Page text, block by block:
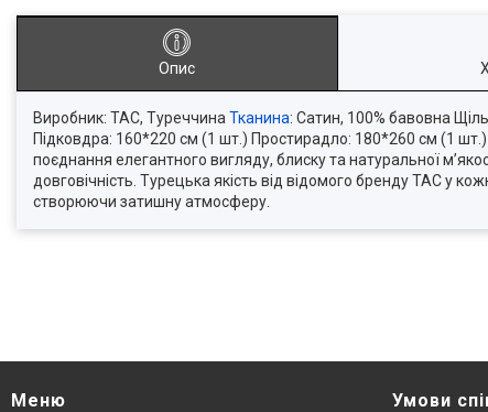
Опис
Виробник: TAC, Туреччина Тканина: Сатин, 100% бавовна
Підковдра: 160*220 см (1 шт.) Простирадло: 180*260 см (1
поєднання елегантного вигляду, блиску та натуральної
довговічність. Турецька якість від відомого бренду TAC у
створюючи затишну атмосферу.
Меню Умови